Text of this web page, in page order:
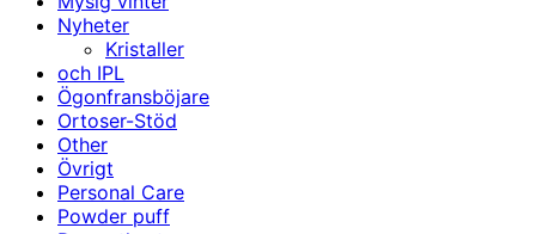
Nyheter
Kristaller
och IPL
Ögonfransböjare
Ortoser-Stöd
Other
Övrigt
Personal Care
Powder puff